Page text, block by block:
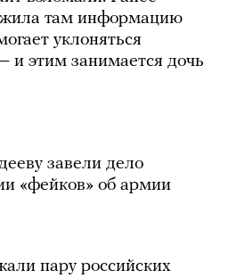
там информацию
уклоняться
и этим занимается дочь
завели дело
«фейков» об армии
пару российских